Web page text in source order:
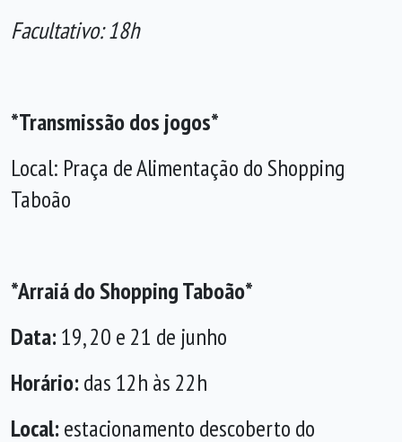
Facultativo: 18h
*Transmissão dos jogos*
Local: Praça de Alimentação do Shopping
Taboão
*Arraiá do Shopping Taboão*
Data:19, 20 e 21 de junho
Horário:das 12h às 22h
Local:estacionamento descoberto do